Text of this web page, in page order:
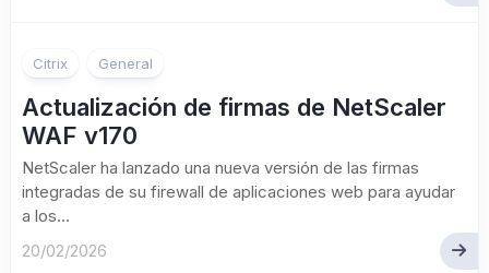
Citrix General
Actualización de firmas de NetScaler
WAF v170
NetScaler ha lanzado una nueva versión de las firmas
integradas de su firewall de aplicaciones web para ayudar
a los...
20/02/2026